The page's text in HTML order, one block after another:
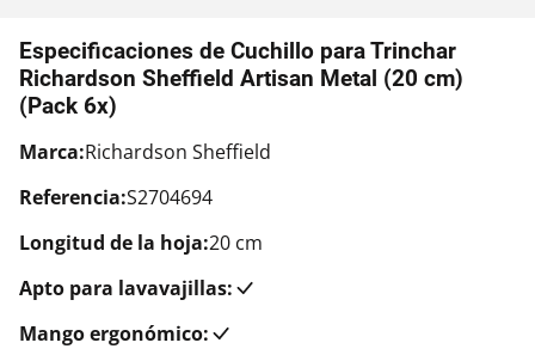
Especificaciones de Cuchillo para Trinchar
Richardson Sheffield Artisan Metal (20 cm)
(Pack 6x)
Marca:Richardson Sheffield
Referencia:S2704694
Longitud de la hoja:20 cm
Apto para lavavajillas:
Mango ergonómico: